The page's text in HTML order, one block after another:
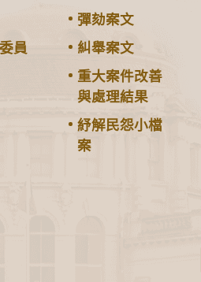
員
彈劾案文
糾舉案文
重大案件改善
與處理結果
紓解民怨小檔
案